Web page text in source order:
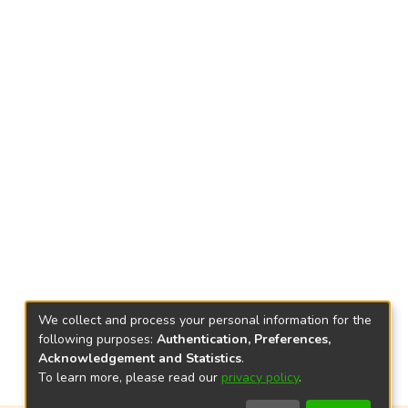
We collect and process your personal information for the
following purposes: Authentication, Preferences,
Acknowledgement and Statistics.
To learn more, please read our privacy policy.